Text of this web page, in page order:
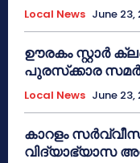
Local News June 23,
ഊരകം സ്റ്റാർ
പുരസ്‌ക്കാര
Local News June 23,
കാറളം
വിദ്യാഭ്യാസ